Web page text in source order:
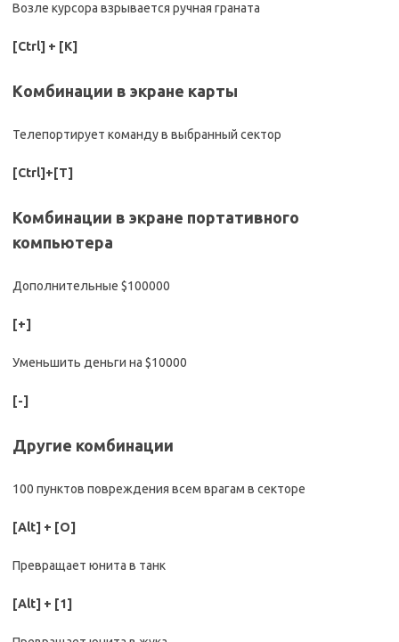
Возле курсора взрывается ручная граната
[Ctrl] + [K]
Kомбинации в экране карты
Телепортирует команду в выбранный сектор
[Ctrl]+[T]
Комбинации в экране портативного
компьютера
Дополнительные $100000
[+]
Уменьшить деньги на $10000
[-]
Другие комбинации
100 пунктов повреждения всем врагам в секторе
[Alt] + [O]
Превращает юнита в танк
[Alt] + [1]